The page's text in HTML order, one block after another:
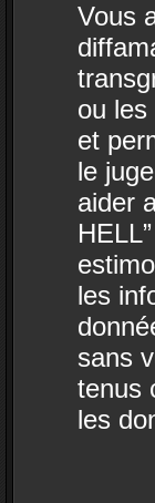
Vous
ou
et
le
aider
les
sans
tenus
les